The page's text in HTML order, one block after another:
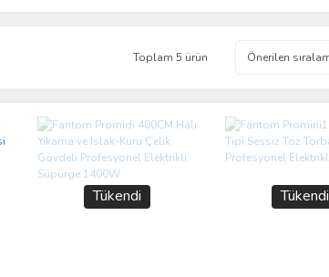
Toplam 5 ürün
Tükendi Tükendi